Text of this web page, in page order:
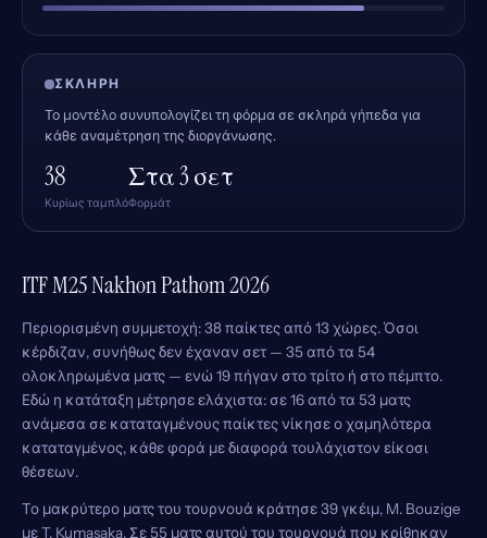
ΣΚΛΗΡΉ
Το μοντέλο συνυπολογίζει τη φόρμα σε σκληρά γήπεδα για
κάθε αναμέτρηση της διοργάνωσης.
38
Κυρίως ταμπλό
Στα 3 σετ
Φορμάτ
ITF M25 Nakhon Pathom 2026
Περιορισμένη συμμετοχή: 38 παίκτες από 13 χώρες. Όσοι
κέρδιζαν, συνήθως δεν έχαναν σετ — 35 από τα 54
ολοκληρωμένα ματς — ενώ 19 πήγαν στο τρίτο ή στο πέμπτο.
Εδώ η κατάταξη μέτρησε ελάχιστα: σε 16 από τα 53 ματς
ανάμεσα σε καταταγμένους παίκτες νίκησε ο χαμηλότερα
καταταγμένος, κάθε φορά με διαφορά τουλάχιστον είκοσι
θέσεων.
Το μακρύτερο ματς του τουρνουά κράτησε 39 γκέιμ, M. Bouzige
με T. Kumasaka. Σε 55 ματς αυτού του τουρνουά που κρίθηκαν